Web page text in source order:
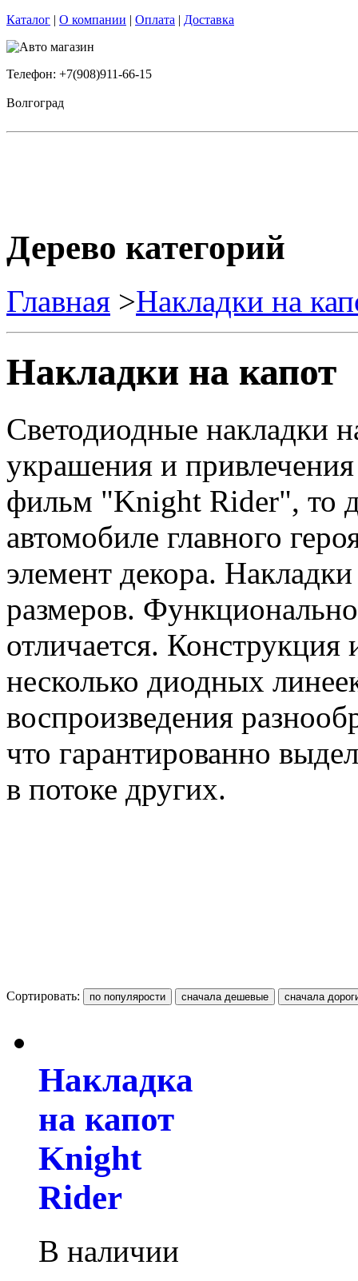
Каталог | О компании | Оплата | Доставка
Телефон: +7(908)911-66-15
Волгоград
Дерево категорий
Главная >Накладки на
Накладки на капот
Светодиодные накладки
украшения и
фильм "Knight Rider", то
автомобиле главного
элемент декора.
размеров.
отличается.
несколько диодных
воспроизведения
что гарантированно
в потоке других.
Сортировать:
Накладка
на капот
Knight
Rider
В наличии